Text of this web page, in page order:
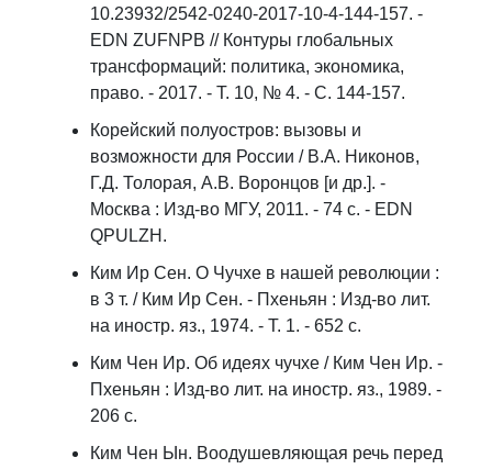
10.23932/2542-0240-2017-10-4-144-157. -
EDN ZUFNPB // Контуры глобальных
трансформаций: политика, экономика,
право. - 2017. - T. 10, № 4. - С. 144-157.
Корейский полуостров: вызовы и
возможности для России / В.А. Никонов,
Г.Д. Толорая, А.В. Воронцов [и др.]. -
Москва : Изд-во МГУ, 2011. - 74 c. - EDN
QPULZH.
Ким Ир Сен. О Чучхе в нашей революции :
в 3 т. / Ким Ир Сен. - Пхеньян : Изд-во лит.
на иностр. яз., 1974. - Т. 1. - 652 с.
Ким Чен Ир. Об идеях чучхе / Ким Чен Ир. -
Пхеньян : Изд-во лит. на иностр. яз., 1989. -
206 с.
Ким Чен Ын. Воодушевляющая речь перед